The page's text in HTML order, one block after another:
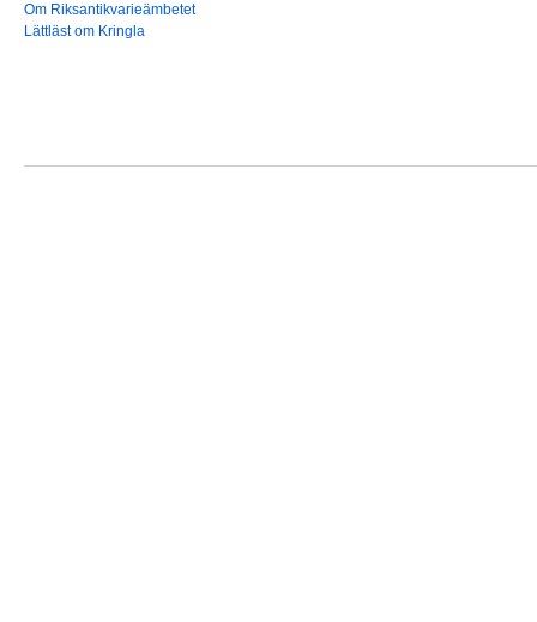
Om Riksantikvarieämbetet
Lättläst om Kringla